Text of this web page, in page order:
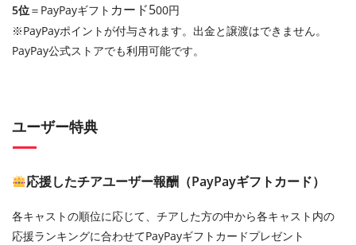
5位＝PayPayギフト カード500円
※PayPayポイントが付与されます。出金と譲渡はできません。
PayPay公式ストアでも利用可能です。
ユーザー特典
応援したチアユーザー報酬（PayPayギフトカード）
各キャストの順位に応じて、チアした方の中から各キャスト内の
応援ランキングに合わせてPayPayギフトカードプレゼント